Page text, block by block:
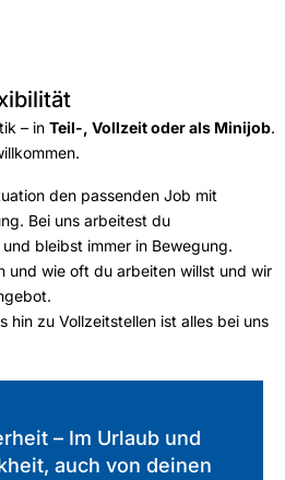
– in Teil-, Vollzeit oder als Minijob.
den passenden Job mit
Bei uns arbeitest du
bleibst immer in Bewegung.
und wie oft du arbeiten willst und wir
hin zu Vollzeitstellen ist alles bei uns
– Im Urlaub und
auch von deinen